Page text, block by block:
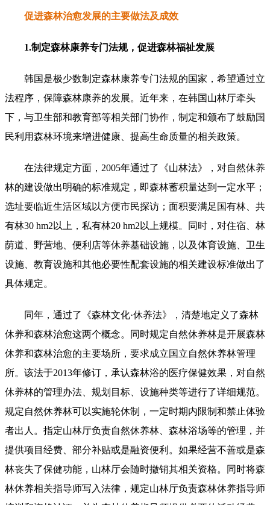
促进森林治愈发展的主要做法及成效
1.制定森林康养专门法规，促进森林福祉发展
韩国是极少数制定森林康养专门法规的国家，希望通过立
法程序，保障森林康养的发展。近年来，在韩国山林厅牵头
下，与卫生部和教育部等相关部门协作，制定和颁布了鼓励国
民利用森林环境来增进健康、提高生命质量的相关政策。
在法律规定方面，2005年通过了《山林法》，对自然休养
林的建设做出明确的标准规定，即森林蓄积量达到一定水平；
选址要临近生活区域以方便市民探访；面积要满足国有林、共
有林30 hm2以上，私有林20 hm2以上规模。同时，对住宿、林
荫道、野营地、便利店等休养基础设施，以及体育设施、卫生
设施、教育设施和其他必要性配套设施的相关建设标准做出了
具体规定。
同年，通过了《森林文化·休养法》，清楚地定义了森林
休养和森林治愈这两个概念。同时规定自然休养林是开展森林
休养和森林治愈的主要场所，要求成立国立自然休养林管理
所。该法于2013年修订，承认森林浴的医疗保健效果，对自然
休养林的管理办法、规划目标、设施种类等进行了详细规范。
规定自然休养林可以实施轮休制，一定时期内限制和禁止体验
者出人。指定山林厅负责自然休养林、森林浴场等的管理，并
提供项目经费、部分补贴或是融资便利。如果经营不善或是森
林丧失了保健功能，山林厅会随时撤销其相关资格。同时将森
林休养相关指导师写入法律，规定山林厅负责森林休养指导师